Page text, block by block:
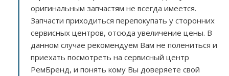
оригинальным запчастям не всегда имеется.
Запчасти приходиться перепокупать у сторонних
сервисных центров, отсюда увеличение цены. В
данном случае рекомендуем Вам не полениться и
приехать посмотреть на сервисный центр
РемБренд, и понять кому Вы доверяете свой